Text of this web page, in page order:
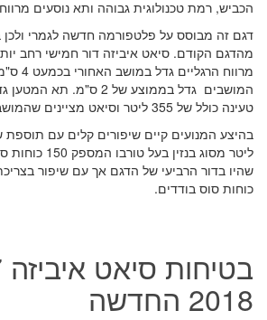
הכביש, רמת טכנולוגית גבוהה ותא נוסעים
דגם זה מבוסס על פלטפורמה חדשה לגמרי ולכן
מהדגם הקודם. סיאט איביזה דור חמישי רחב
מרווח
טעינה כולל של 355 ליטר וסיאט מציינים שהמושבים עצמם רחבים יותר.
ליטר מסוג בנזין
שהיו בדור הרביעי של הדגם אך עם שיפור
כוחות סוס בודדים.
2018 החדשה